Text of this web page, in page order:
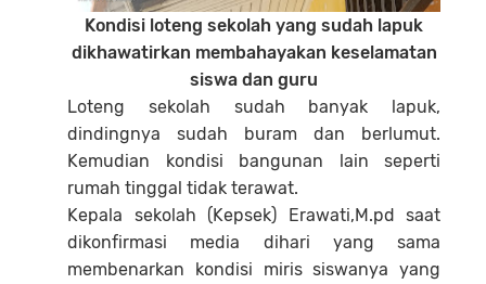
Kondisi loteng sekolah yang sudah lapuk
dikhawatirkan membahayakan keselamatan
siswa dan guru
Loteng sekolah sudah banyak lapuk,
dindingnya sudah buram dan berlumut.
Kemudian kondisi bangunan lain seperti
rumah tinggal tidak terawat.
Kepala sekolah (Kepsek) Erawati,M.pd saat
dikonfirmasi media dihari yang sama
membenarkan kondisi miris siswanya yang